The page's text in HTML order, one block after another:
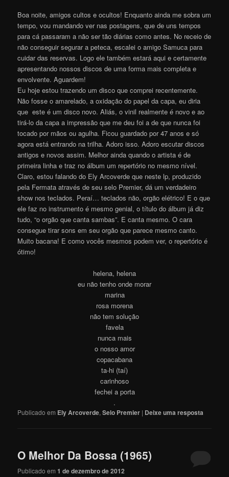
Boa noite, amigos cultos e ocultos! Enquanto ainda me sobra um
tempo, vou mandando ver nas postagens, que de uns tempos
para cá passaram a não ser tão diárias como antes. No receio de
não conseguir segurar a peteca, escalei o amigo Samuca para
cuidar das reservas. Logo ele também estará aqui e certamente
apresentando nossos discos de uma forma mais completa e
envolvente. Aguardem!
Eu hoje estou trazendo um disco que comprei recentemente.
Não fosse o amarelado, a oxidação do papel da capa, eu diria
que este é um disco novo. Aliás, o vinil realmente é novo e ao
tirá-lo da capa a impressão que me deu foi a de que nunca foi
tocado por mãos ou agulha. Ficou guardado por 47 anos e só
agora está entrando na trilha. Adoro isso. Adoro escutar discos
antigos e novos assim. Melhor ainda quando o artista é de
primeira linha e traz no álbum um repertório no mesmo nível.
Claro, estou falando do Ely Arcoverde que neste lp, produzido
pela Fermata através de seu selo Premier, dá um verdadeiro
show nos teclados. Peraí… teclados não, orgão elétrico! E o que
ele faz no instrumento é mesmo genial, o título do álbum já diz
tudo, “o orgão que canta sambas”. E canta mesmo. O cara
consegue tirar sons em seu orgão que parece mesmo canto.
Muito bacana! E como vocês mesmos podem ver, o repertório é
ótimo!
helena, helena
eu não tenho onde morar
marina
rosa morena
não tem solução
favela
nunca mais
o nosso amor
copacabana
ta-hi (taí)
carinhoso
fechei a porta
.
Publicado em Ely Arcoverde,Selo Premier | Deixe uma resposta
O Melhor Da Bossa (1965)
Publicado em1 de dezembro de 2012